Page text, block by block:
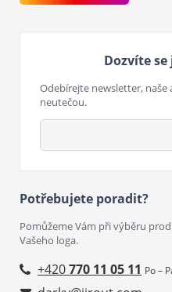
Dozvíte
Odebírejte newsletter, naše
neutečou.
Potřebujete poradit?
Pomůžeme Vám při výběru
Vašeho loga.
+420770 11 05 11 Po –